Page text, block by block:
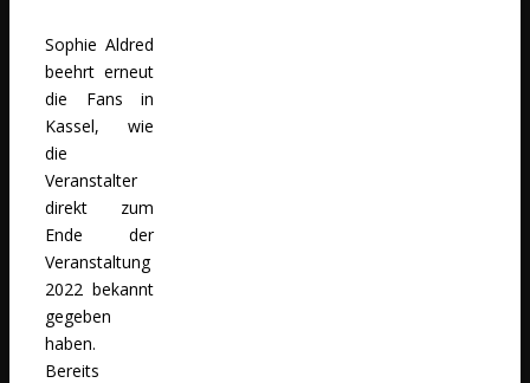
Sophie Aldred
beehrt erneut
die Fans in
Kassel, wie
die
Veranstalter
direkt zum
Ende der
Veranstaltung
2022 bekannt
gegeben
haben.
Bereits